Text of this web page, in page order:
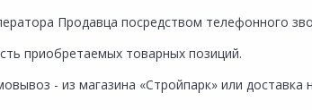
Продавца посредством телефонного
приобретаемых товарных позиций.
- из магазина «Стройпарк» или доставка